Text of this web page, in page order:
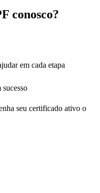
conosco?
em cada etapa
seu certificado ativo o